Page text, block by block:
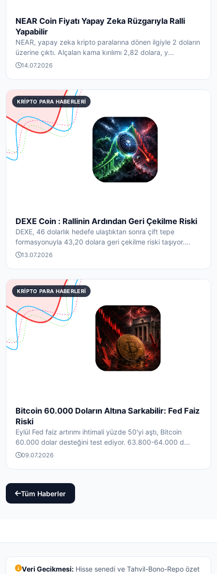
NEAR Coin Fiyatı Yapay Zeka Rüzgarıyla Ralli
Yapabilir
NEAR, yapay zeka kripto paralarına dönen ilgiyle 2 doların
üzerine çıktı. Alçalan kama kırılımı 2,82 dolara, y...
14.07.2026
KRIPTO PARA HABERLERI
DEXE Coin : Rallinin Ardından Geri Çekilme Riski
DEXE, 46 dolarlık hedefe ulaştıktan sonra çift tepe
formasyonuyla 43,20 dolara geri çekilme riski taşıyor.
Tas...
13.07.2026
KRIPTO PARA HABERLERI
Bitcoin 60.000 Doların Altına Sarkabilir: Fed Faiz
Riski
Eylül Fed faiz artırımı ihtimali yüzde 50'yi aştı, Bitcoin
60.000 dolar desteğini test ediyor. 63.800-64.000 d...
09.07.2026
Tüm Haberler
Veri Gecikmesi:Hisse senedi ve Tahvil-Bono-Repo özet